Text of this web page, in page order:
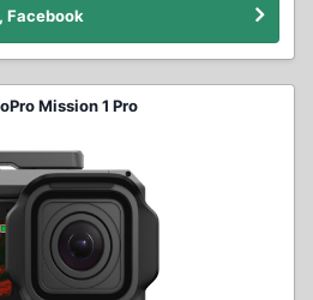
Facebook
Mission 1 Pro